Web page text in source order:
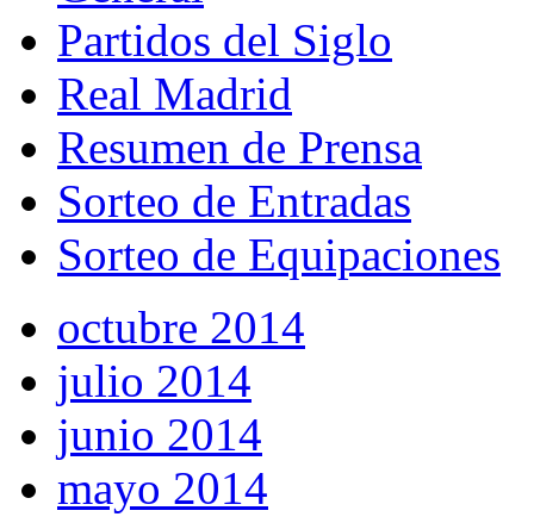
Partidos del Siglo
Real Madrid
Resumen de Prensa
Sorteo de Entradas
Sorteo de Equipaciones
octubre 2014
julio 2014
junio 2014
mayo 2014